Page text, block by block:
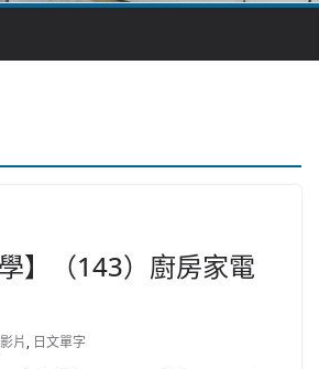
學】（143）廚房家電
影片, 日文單字